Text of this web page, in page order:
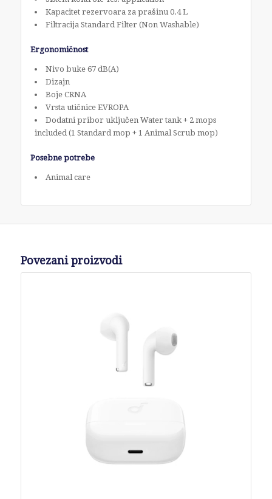
Kapacitet rezervoara za prašinu 0.4 L
Filtracija Standard Filter (Non Washable)
Ergonomičnost
Nivo buke 67 dB(A)
Dizajn
Boje CRNA
Vrsta utičnice EVROPA
Dodatni pribor uključen Water tank + 2 mops
included (1 Standard mop + 1 Animal Scrub mop)
Posebne potrebe
Animal care
Povezani proizvodi